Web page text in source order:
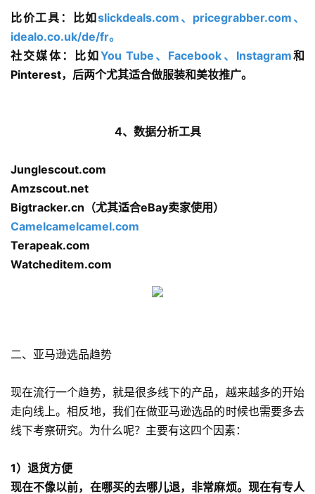
比价工具：比如slickdeals.com、pricegrabber.com、
idealo.co.uk/de/fr。
社交媒体：比如You Tube、Facebook、Instagram和
Pinterest，后两个尤其适合做服装和美妆推广。
4、数据分析工具
Junglescout.com
Amzscout.net
Bigtracker.cn （尤其适合eBay卖家使用）
Camelcamelcamel.com
Terapeak.com
Watcheditem.com
二、亚马逊选品趋势
现在流行一个趋势，就是很多线下的产品，越来越多的开始
走向线上。相反地，我们在做亚马逊选品的时候也需要多去
线下考察研究。为什么呢？主要有这四个因素：
1）退货方便
现在不像以前，在哪买的去哪儿退，非常麻烦。现在有专人